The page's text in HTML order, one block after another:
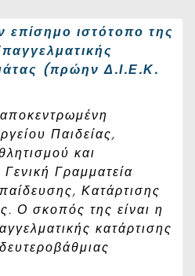
ιστότοπο της
(πρώην Δ.Ι.Ε.Κ.
Παιδείας,
και
Γραμματεία
Κατάρτισης
Ο σκοπός της είναι η
κατάρτισης